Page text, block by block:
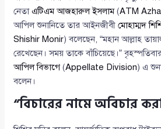
নেতাএটিএম আজহারুল ইসলাম(ATM
আপিল শুনানিতে তার আইনজীবীমোহাম্মদ
Shishir Monir) বলেছেন, “মহান আল্লাহ
রেখেছেন। সময় তাকে বাঁচিয়েছে।”
আপিল বিভাগে(Appellate Division) এ
বলেন।
“বিচারের নামে অবিচার